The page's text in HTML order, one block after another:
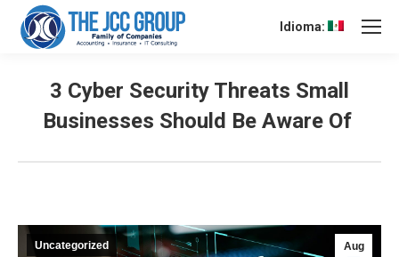
Idioma:
3 Cyber Security Threats Small
Businesses Should Be Aware Of
Aug
Uncategorized